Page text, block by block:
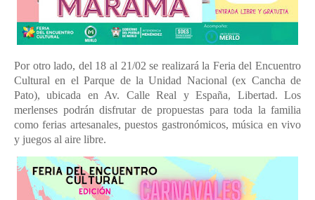
Por otro lado, del 18 al 21/02 se realizará la Feria del Encuentro
Cultural en el Parque de la Unidad Nacional (ex Cancha de
Pato), ubicada en Av. Calle Real y España, Libertad. Los
merlenses podrán disfrutar de propuestas para toda la familia
como ferias artesanales, puestos gastronómicos, música en vivo
y juegos al aire libre.